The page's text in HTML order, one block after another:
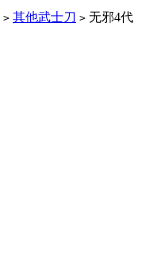
> 其他武士刀 > 无邪4代